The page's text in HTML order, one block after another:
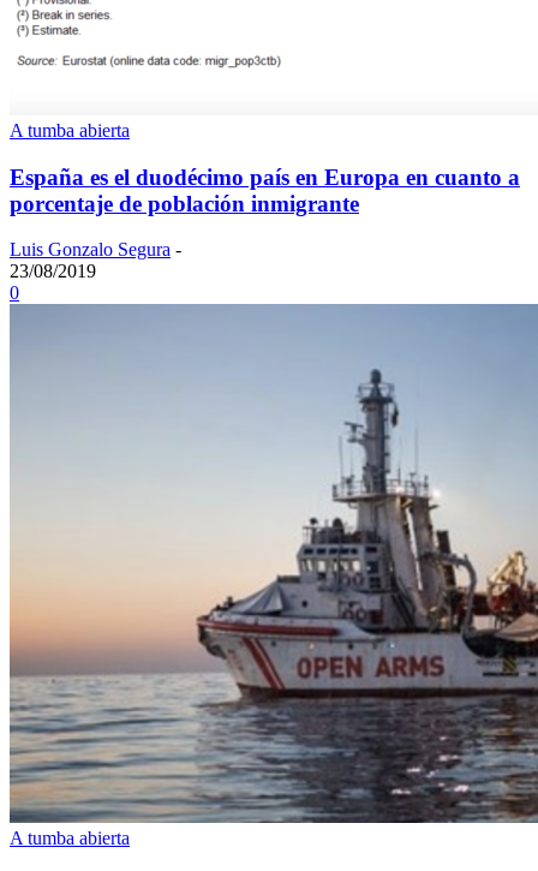
A tumba abierta
España es el duodécimo país en Europa en cuanto a
porcentaje de población inmigrante
Luis Gonzalo Segura -
23/08/2019
0
A tumba abierta